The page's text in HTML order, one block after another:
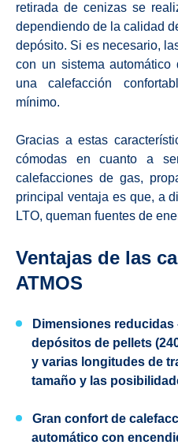
retirada de cenizas se
dependiendo de la calidad
depósito. Si es necesario,
con un sistema
una calefacción
mínimo.
Gracias a estas
cómodas en cuanto a
calefacciones de gas,
principal ventaja es que, a
LTO, queman fuentes de
Ventajas de las
ATMOS
Dimensiones reducidas
depósitos de pellets
y varias longitudes de
tamaño y las
Gran confort de
automático con